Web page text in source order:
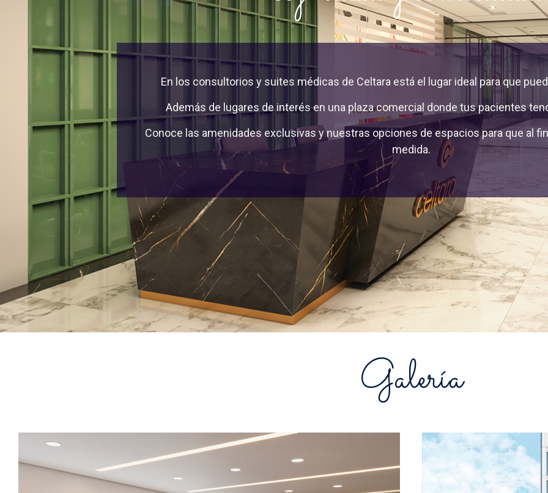
En los consultorios y suites médicas de Celtara está el lugar ideal para que
Además de lugares de interés en una plaza comercial donde tus pacientes
Conoce las amenidades exclusivas y nuestras opciones de espacios para que al
medida.
Galería